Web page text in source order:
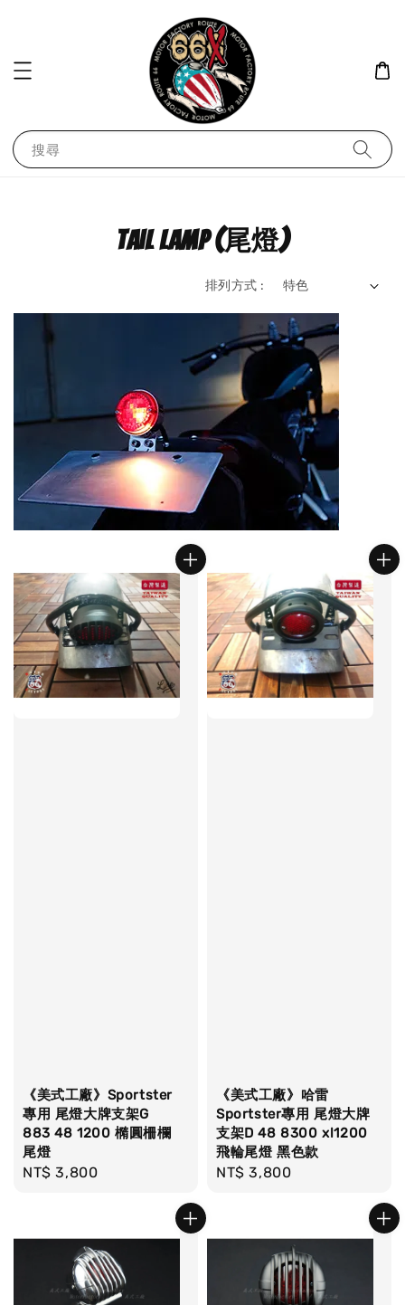
搜尋
tail lamp (尾燈)
排列方式 :
《美式工廠》Sportster
專用 尾燈大牌支架G
883 48 1200 橢圓柵欄
尾燈
Regular
NT$ 3,800
《美式工廠》哈雷
Sportster專用 尾燈大牌
支架D 48 8300 xl1200
飛輪尾燈 黑色款
Regular
NT$ 3,800